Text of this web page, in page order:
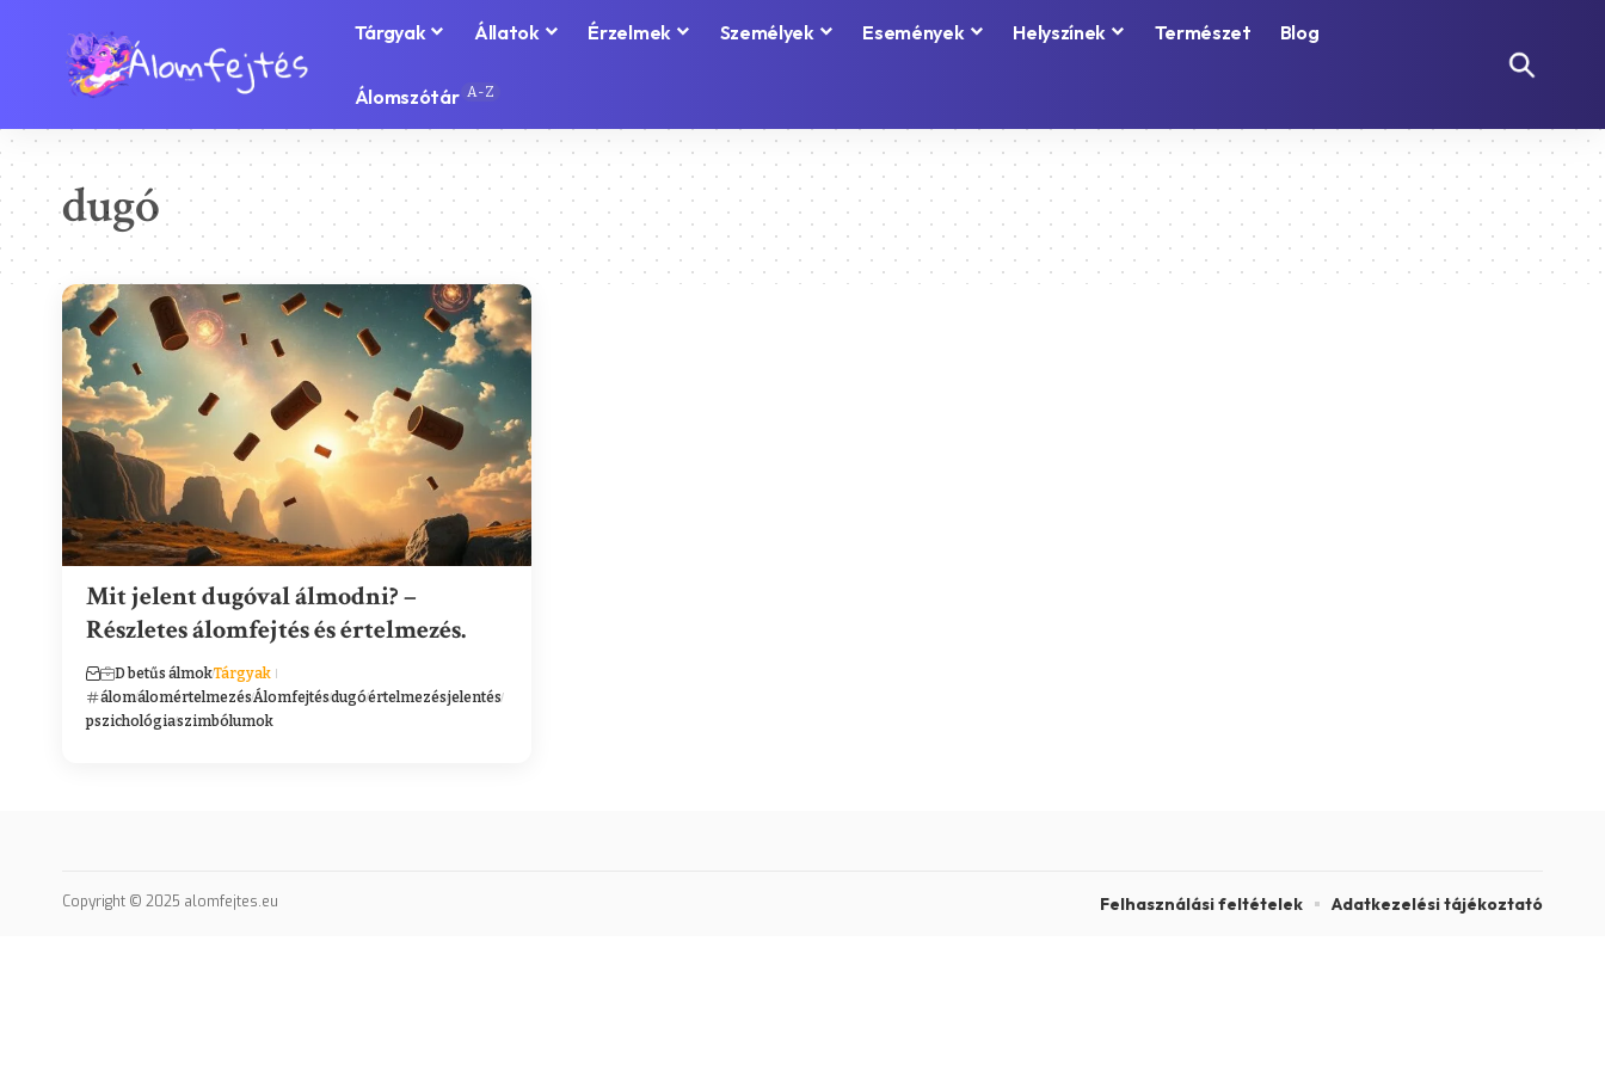
Tárgyak Állatok Érzelmek Személyek Események Helyszínek Természet Blog
Álomszótár A-Z
dugó
Mit jelent dugóval álmodni? –
Részletes álomfejtés és értelmezés.
D betűs álmokTárgyak
álomálomértelmezésÁlomfejtésdugóértelmezésjelentés
pszichológiaszimbólumok
Copyright © 2025 alomfejtes.eu Felhasználási feltételek Adatkezelési tájékoztató